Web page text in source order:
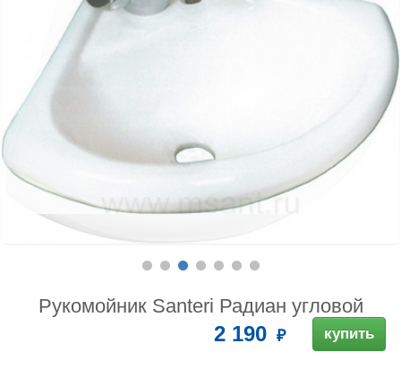
Рукомойник Santeri Радиан угловой
2 190 купить